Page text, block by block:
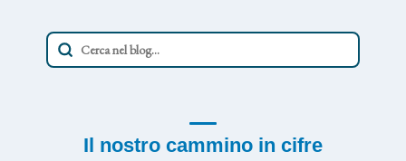
Il nostro cammino in cifre